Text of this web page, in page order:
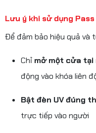
Lưu ý khi sử dụng
Để đảm bảo hiệu quả và
Chỉ mở một cửa
động vào khóa liên
Bật đèn UV đúng
trực tiếp vào người